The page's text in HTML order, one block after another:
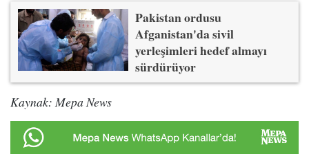
Pakistan ordusu
Afganistan'da sivil
yerleşimleri hedef almayı
sürdürüyor
Kaynak: Mepa News